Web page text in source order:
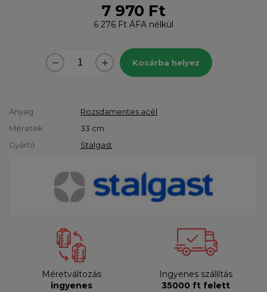
7 970 Ft
6 276 Ft ÁFA nélkül
Kosárba helyez
Anyag
Rozsdamentes acél
Méretek
33 cm
Gyártó
Stalgast
Méretváltozás
ingyenes
Ingyenes szállítás
35000 ft felett